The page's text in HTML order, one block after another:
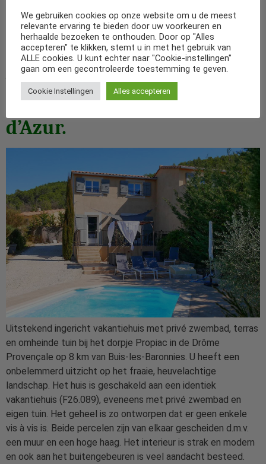
geanimeerde Nyons is gemakkelijk te bereiken. Een tocht
naar de top van de Mont-Ventoux is een echte aanrader.
Verder kunt u uitstapjes maken naar de steden Avignon en
Orange.
Vakantiehuis in Propiac met
zwembad, in Provence-Côte
d’Azur.
Uitstekend ingericht vakantiehuis met privé zwembad, terras
en omheinde tuin bij het dorpje Propiac in de Drôme
Provençale op 8 km van Buis-les-Baronnies. U heeft een
onbelemmerd uitzicht op het fraaie, heuvelachtige
landschap. Het huis is geschakeld aan een identiek
vakantiehuis (F26.089), eveneens met privé zwembad en
eigen tuin. Het geheel is zo ontworpen dat er geen enkele
vis à vis is. Beide percelen zijn van elkaar gescheiden d.m.v.
een muur en een hoge haag. Het interieur is strak en modern
en ook aan het buitengebeuren is veel aandacht besteed.
We gebruiken cookies op onze website om u de meest
relevante ervaring te bieden door uw voorkeuren en
herhaalde bezoeken te onthouden. Door op "Alles
accepteren" te klikken, stemt u in met het gebruik van
ALLE cookies. U kunt echter naar "Cookie-instellingen"
gaan om een gecontroleerde toestemming te geven.
Cookie Instellingen Alles accepteren